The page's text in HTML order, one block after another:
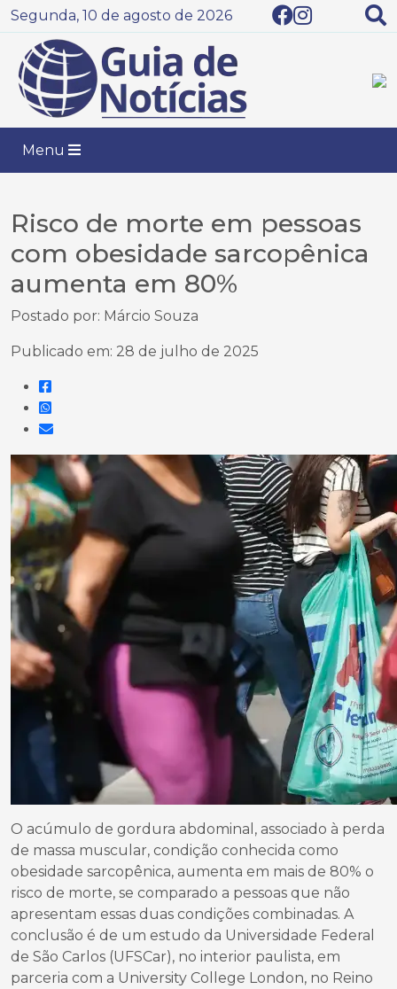
Segunda, 10 de agosto de 2026
Menu
Risco de morte em pessoas
com obesidade sarcopênica
aumenta em 80%
Postado por: Márcio Souza
Publicado em: 28 de julho de 2025
O acúmulo de gordura abdominal, associado à perda
de massa muscular, condição conhecida como
obesidade sarcopênica, aumenta em mais de 80% o
risco de morte, se comparado a pessoas que não
apresentam essas duas condições combinadas. A
conclusão é de um estudo da Universidade Federal
de São Carlos (UFSCar), no interior paulista, em
parceria com a University College London, no Reino